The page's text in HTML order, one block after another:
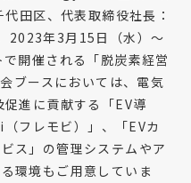
田区、代表取締役社長：
2023年3月15日（水）～
開催される「脱炭素経営
ブースにおいては、電気
進に貢献する「EV導
フレモビ）」、「EVカ
ス」の管理システムやア
環境もご用意していま